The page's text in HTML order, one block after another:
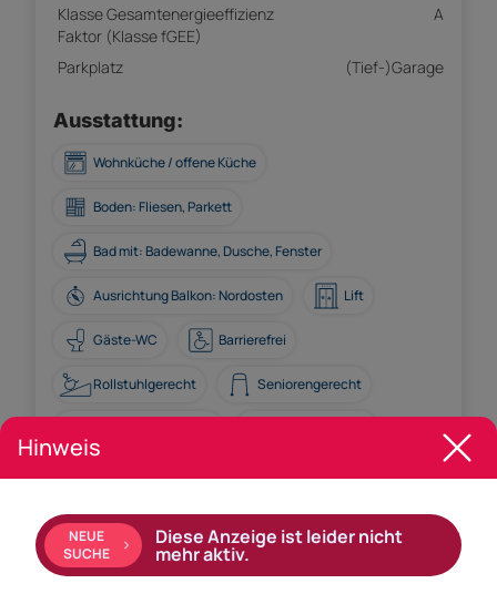
Klasse Gesamtenergieeffizienz
Faktor (Klasse fGEE)
A
Parkplatz (Tief-)Garage
Ausstattung:
Wohnküche / offene Küche
Boden: Fliesen, Parkett
Bad mit: Badewanne, Dusche, Fenster
Ausrichtung Balkon: Nordosten Lift
Gäste-WC Barrierefrei
Rollstuhlgerecht Seniorengerecht
Hinweis
NEUE
SUCHE
Diese Anzeige ist leider nicht
mehr aktiv.